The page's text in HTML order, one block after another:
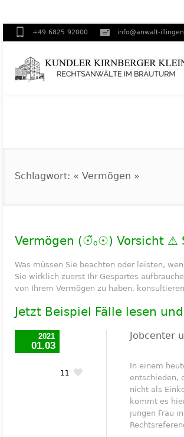
+49 6825 92000 info@anwalt-
Schlagwort: « Vermögen »
Vermögen (☉̃ₒ☉) Vorsicht ⚠️
Was müssen Sie beachten oder leisten,
Sie wirklich zuerst Ihr Gespartes
von Ihrem Vermögen zu haben,
Jetzt Beispiel Fälle lesen
2021
01.03
11
Jobcenter
In einem
entschieden,
nicht als
kommt es
jungen Frau